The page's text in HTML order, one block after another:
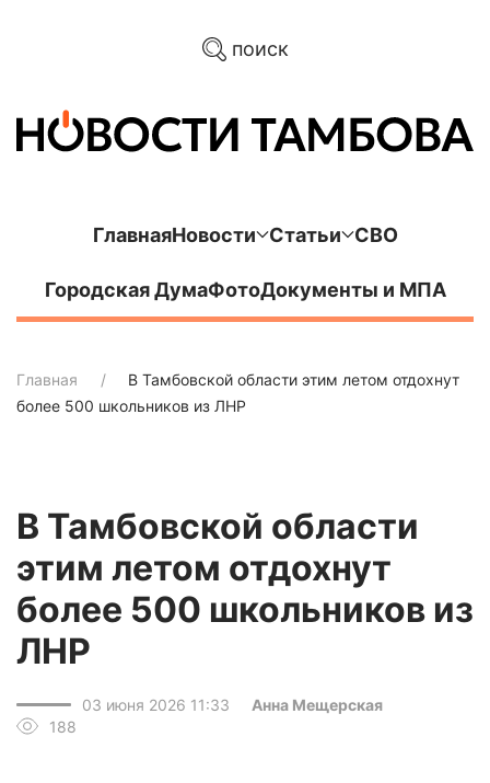
поиск
ГлавнаяНовости Статьи СВО
Городская ДумаФотоДокументы и МПА
Главная
В Тамбовской области этим летом отдохнут
более 500 школьников из ЛНР
В Тамбовской области
этим летом отдохнут
более 500 школьников из
ЛНР
03 июня 2026 11:33
Анна Мещерская
188